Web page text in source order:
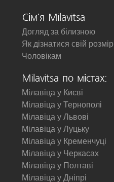
Сім'я Milavitsa
Догляд за білизною
Як дізнатися свій розмір
Чоловікам
Milavitsa по містах:
Мілавіца у Києві
Мілавіца у Тернополі
Мілавіца у Львові
Мілавіца у Луцьку
Мілавіца у Кременчуці
Мілавіца у Черкасах
Мілавіца у Полтаві
Мілавіца у Дніпрі